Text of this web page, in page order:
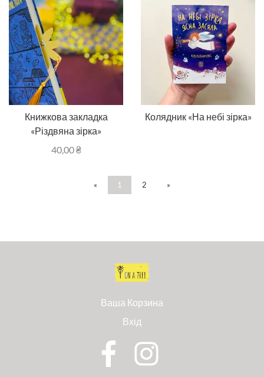
Книжкова закладка
«Різдвяна зірка»
40,00₴
Колядник «На небі зірка»
« 1 2 »
Ваша Корзина
Вхід